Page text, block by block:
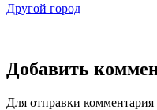
Другой город
Добавить
Для отправки